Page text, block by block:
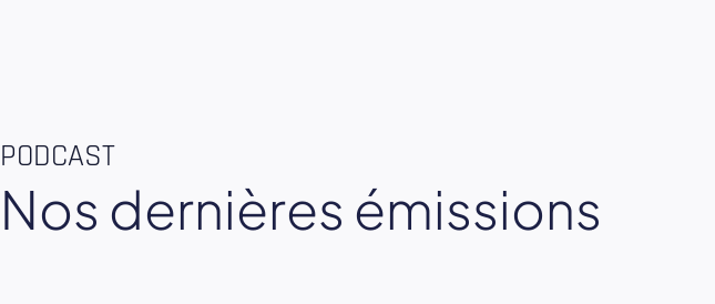
PODCAST
Nos dernières émissions